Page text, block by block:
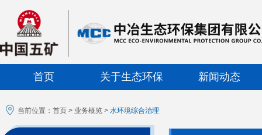
首页 关于生态环保 新闻动态
当前位置： 首页 > 业务概览 > 水环境综合治理